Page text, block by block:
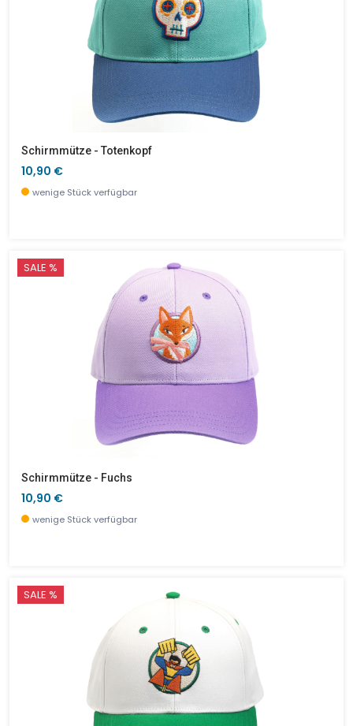
Schirmmütze - Totenkopf
10,90 €
wenige Stück verfügbar
SALE %
Schirmmütze - Fuchs
10,90 €
wenige Stück verfügbar
SALE %